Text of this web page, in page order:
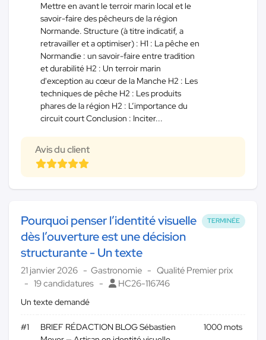
Mettre en avant le terroir marin local et le
savoir-faire des pêcheurs de la région
Normande. Structure (à titre indicatif, a
retravailler et a optimiser) : H1 : La pêche en
Normandie : un savoir-faire entre tradition
et durabilité H2 : Un terroir marin
d'exception au cœur de la Manche H2 : Les
techniques de pêche H2 : Les produits
phares de la région H2 : L’importance du
circuit court Conclusion : Inciter...
Avis du client
TERMINÉE
Pourquoi penser l’identité visuelle
dès l’ouverture est une décision
structurante - Un texte
21 janvier 2026 Gastronomie
Qualité Premier prix
19 candidatures
HC26-116746
Un texte demandé
#1
BRIEF RÉDACTION BLOG Sébastien
1000 mots